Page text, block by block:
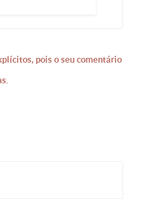
pois o seu comentário